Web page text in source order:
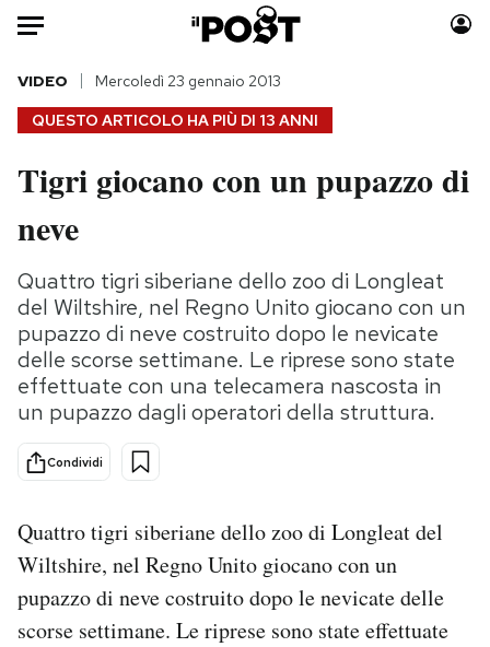
Auto
HOME
Italia
Politica
Tecnologia
Internet
Scienza
Cultura
Moda
Storie/Idee
Ok Boomer!
Media
Europa
Altrecose
PODCAST
NEWSLETTER
QUESTO ARTICOLO HA PIÙ DI 13 ANNI
VIDEO Mercoledì 23 gennaio 2013
Tigri giocano con un pupazzo di
neve
Quattro tigri siberiane dello zoo di Longleat
del Wiltshire, nel Regno Unito giocano con un
pupazzo di neve costruito dopo le nevicate
delle scorse settimane. Le riprese sono state
effettuate con una telecamera nascosta in
un pupazzo dagli operatori della struttura.
Condividi
Quattro tigri siberiane dello zoo di Longleat del
Wiltshire, nel Regno Unito giocano con un
pupazzo di neve costruito dopo le nevicate delle
scorse settimane. Le riprese sono state effettuate